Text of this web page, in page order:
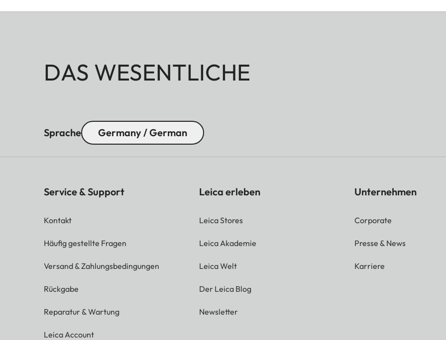
DAS WESENTLICHE
Sprache Germany / German
Service & Support
Kontakt
Häufig gestellte Fragen
Versand & Zahlungsbedingungen
Rückgabe
Reparatur & Wartung
Leica Account
Leica erleben
Leica Stores
Leica Akademie
Leica Welt
Der Leica Blog
Newsletter
Unternehmen
Corporate
Presse & News
Karriere